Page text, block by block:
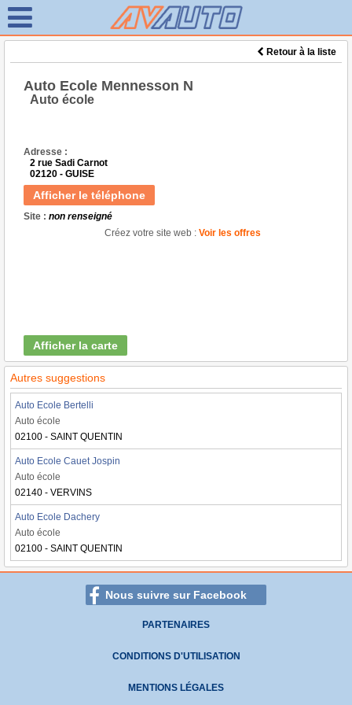
Retour à la liste
Auto Ecole Mennesson N
Auto école
Adresse :
2 rue Sadi Carnot
02120 - GUISE
Afficher le téléphone
Site : non renseigné
Créez votre site web : Voir les offres
Afficher la carte
Autres suggestions
Auto Ecole Bertelli
Auto école
02100 - SAINT QUENTIN
Auto Ecole Cauet Jospin
Auto école
02140 - VERVINS
Auto Ecole Dachery
Auto école
02100 - SAINT QUENTIN
Nous suivre sur Facebook
PARTENAIRES
CONDITIONS D'UTILISATION
MENTIONS LÉGALES